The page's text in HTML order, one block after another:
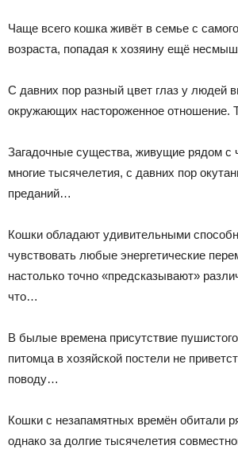
Чаще всего кошка живёт в семье с
возраста, попадая к хозяину ещё
С давних пор разный цвет глаз у людей
окружающих настороженное отношение.
Загадочные существа, живущие рядом с
многие тысячелетия, с давних пор
преданий…
Кошки обладают удивительными
чувствовать любые энергетические
настолько точно «предсказывают»
что…
В былые времена присутствие
питомца в хозяйской постели не
поводу…
Кошки с незапамятных времён обитали
однако за долгие тысячелетия